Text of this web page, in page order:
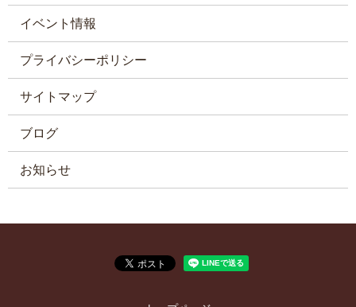
イベント情報
プライバシーポリシー
サイトマップ
ブログ
お知らせ